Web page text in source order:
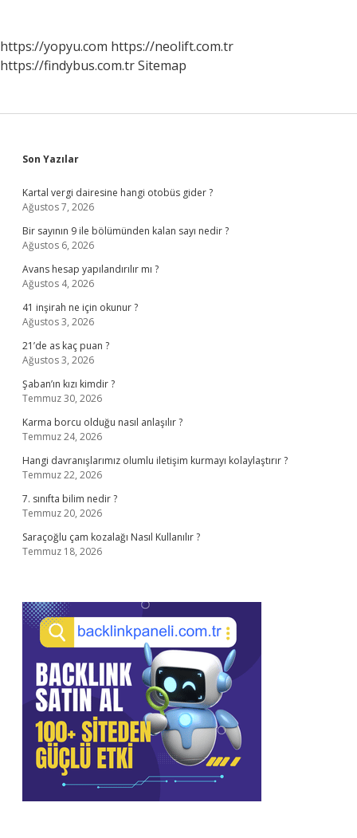
https://yopyu.com https://neolift.com.tr
https://findybus.com.trSitemap
Sidebar
Son Yazılar
Kartal vergi dairesine hangi otobüs gider ?
Ağustos 7, 2026
Bir sayının 9 ile bölümünden kalan sayı nedir ?
Ağustos 6, 2026
Avans hesap yapılandırılır mı ?
Ağustos 4, 2026
41 inşirah ne için okunur ?
Ağustos 3, 2026
21’de as kaç puan ?
Ağustos 3, 2026
Şaban’ın kızı kimdir ?
Temmuz 30, 2026
Karma borcu olduğu nasıl anlaşılır ?
Temmuz 24, 2026
Hangi davranışlarımız olumlu iletişim kurmayı kolaylaştırır ?
Temmuz 22, 2026
7. sınıfta bilim nedir ?
Temmuz 20, 2026
Saraçoğlu çam kozalağı Nasıl Kullanılır ?
Temmuz 18, 2026